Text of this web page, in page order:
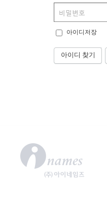
아이디저장
아이디 찾기